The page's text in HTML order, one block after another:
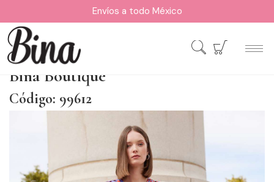
Envíos a todo México
Bina Boutique
Código: 99612